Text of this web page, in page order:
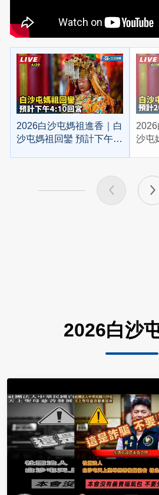
2026白沙屯媽祖進香｜白
沙屯媽祖回鑾 預計下午
沙屯
2026白沙